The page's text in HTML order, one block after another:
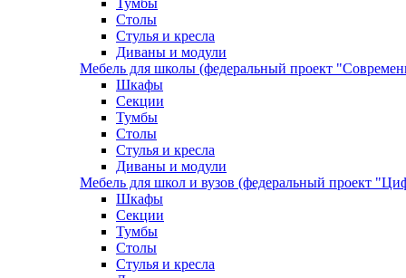
Тумбы
Столы
Стулья и кресла
Диваны и модули
Мебель для школы (федеральный проект
Шкафы
Секции
Тумбы
Столы
Стулья и кресла
Диваны и модули
Мебель для школ и вузов (федеральный проект
Шкафы
Секции
Тумбы
Столы
Стулья и кресла